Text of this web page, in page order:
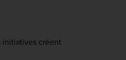
initiatives créent